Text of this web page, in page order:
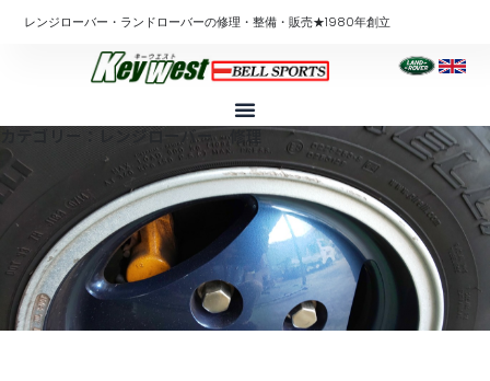
ッ
プ
レンジローバー・ランドローバーの修理・整備・販売★1980年創立
カテゴリー：レンジローバー 修理